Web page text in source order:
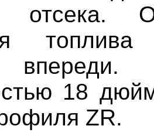
отсека.
топлива
18
ZR.